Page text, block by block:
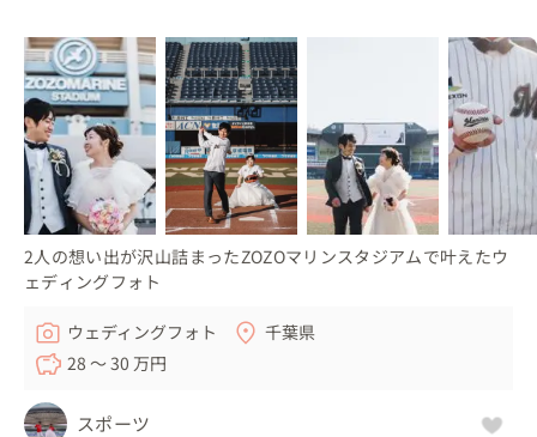
2人の想い出が沢山詰まったZOZOマリンスタジアムで叶えたウ
ェディングフォト
ウェディングフォト
千葉県
28 〜 30 万円
スポーツ